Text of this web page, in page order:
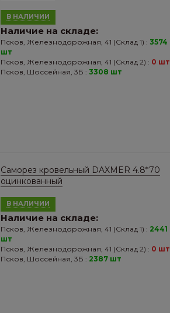
В НАЛИЧИИ
Наличие на складе:
Псков, Железнодорожная, 41 (Склад 1) : 3574
шт
Псков, Железнодорожная, 41 (Склад 2) : 0 шт
Псков, Шоссейная, 3Б : 3308 шт
Саморез кровельный DAXMER 4.8*70
оцинкованный
В НАЛИЧИИ
Наличие на складе:
Псков, Железнодорожная, 41 (Склад 1) : 2441
шт
Псков, Железнодорожная, 41 (Склад 2) : 0 шт
Псков, Шоссейная, 3Б : 2387 шт